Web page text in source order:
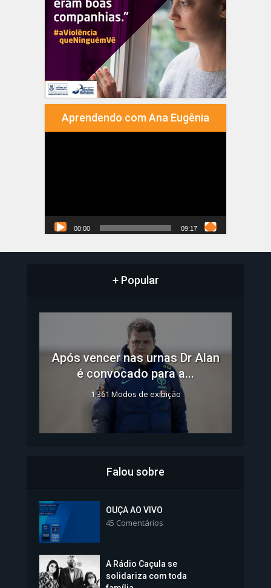
Aprendendo com Ana Eugênia
00:00 09:17
+ Popular
Após vencer nas urnas Dr Alan
é convocado para a...
1.361 Modos de exibição
Colégios da Polícia...
Falou sobre
OUÇA AO VIVO
45 Comentários
A Rádio Caçula se
solidariza com toda